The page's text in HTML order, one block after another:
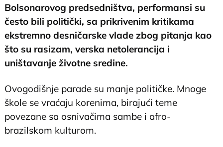
Bolsonarovog predsedništva, performansi su
često bili politički, sa prikrivenim kritikama
ekstremno desničarske vlade zbog pitanja kao
što su rasizam, verska netolerancija i
uništavanje životne sredine.
Ovogodišnje parade su manje političke. Mnoge
škole se vraćaju korenima, birajući teme
povezane sa osnivačima sambe i afro-
brazilskom kulturom.